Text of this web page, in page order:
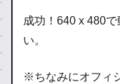
成功！640 x 480
い。
※ちなみにオフィ